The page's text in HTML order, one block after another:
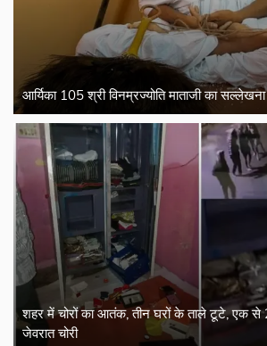
आर्यिका 105 श्री विनम्रज्योति माताजी का
शहर में चोरों का आतंक, तीन घरों के ताले टूटे, एक
जेवरात चोरी